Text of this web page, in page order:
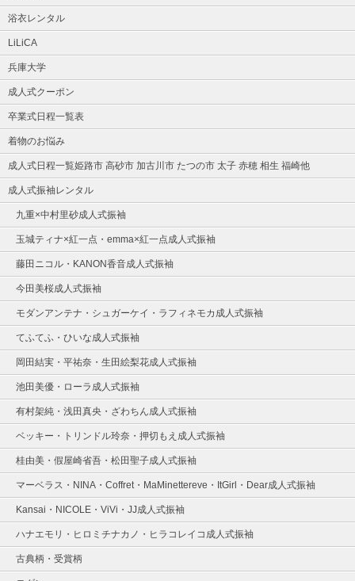
浴衣レンタル
LiLiCA
兵庫大学
成人式クーポン
卒業式日程一覧表
着物のお悩み
成人式日程一覧姫路市 高砂市 加古川市 たつの市 太子 赤穂 相生 福崎他
成人式振袖レンタル
九重×中村里砂成人式振袖
玉城ティナ×紅一点・emma×紅一点成人式振袖
藤田ニコル・KANON香音成人式振袖
今田美桜成人式振袖
モダンアンテナ・シュガーケイ・ラフィネモカ成人式振袖
てふてふ・ひいな成人式振袖
岡田結実・平祐奈・生田絵梨花成人式振袖
池田美優・ローラ成人式振袖
有村架純・浅田真央・ざわちん成人式振袖
ベッキー・トリンドル玲奈・押切もえ成人式振袖
桂由美・假屋崎省吾・松田聖子成人式振袖
マーベラス・NINA・Coffret・MaMinettereve・ItGirl・Dear成人式振袖
Kansai・NICOLE・ViVi・JJ成人式振袖
ハナエモリ・ヒロミチナカノ・ヒラコレイコ成人式振袖
古典柄・受賞柄